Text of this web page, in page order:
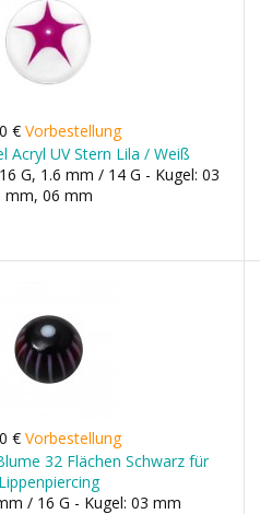
€ Vorbestellung
Acryl UV Stern Lila / Weiß
G, 1.6 mm / 14 G - Kugel: 03
mm, 06 mm
€ Vorbestellung
32 Flächen Schwarz für
Lippenpiercing
/ 16 G - Kugel: 03 mm